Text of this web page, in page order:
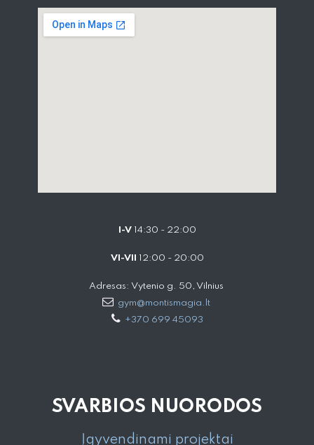
I-V14:30 - 22:00
VI-VII 12:00 - 20:00
Adresas: Vytenio g. 50, Vilnius
gym@montismagia.lt
+370 699 45093
SVARBIOS NUORODOS
Įgyvendinami projektai